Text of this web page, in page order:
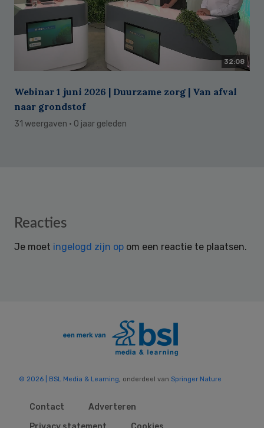
32:08
Webinar 1 juni 2026 | Duurzame zorg | Van afval
naar grondstof
31 weergaven · 0 jaar geleden
Reader
Reacties
Je moet ingelogd zijn op om een reactie te plaatsen.
© 2026 | BSL Media & Learning, onderdeel van Springer Nature
Contact
Adverteren